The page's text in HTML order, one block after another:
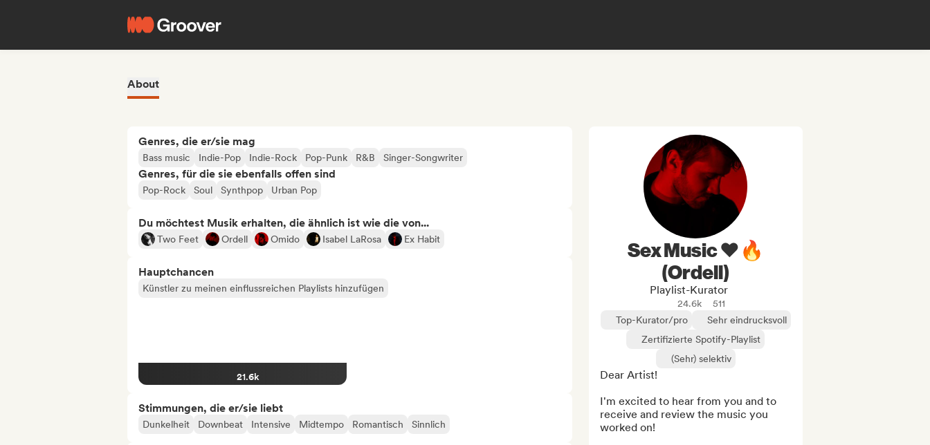
About
Genres, die er/sie mag
Bass music Indie-Pop Indie-Rock Pop-Punk R&B Singer-Songwriter
Genres, für die sie ebenfalls offen sind
Pop-Rock Soul Synthpop Urban Pop
Du möchtest Musik erhalten, die ähnlich ist wie die von...
Two Feet Ordell Omido Isabel LaRosa Ex Habit
Hauptchancen
Künstler zu meinen einflussreichen Playlists hinzufügen
21.6k
Stimmungen, die er/sie liebt
Dunkelheit Downbeat Intensive Midtempo Romantisch Sinnlich
Sex Music ♥️🔥
(Ordell)
Playlist-Kurator
24.6k
511
Top-Kurator/pro
Sehr eindrucksvoll
Zertifizierte Spotify-Playlist
(Sehr) selektiv
Dear Artist!
I'm excited to hear from you and to
receive and review the music you
worked on!